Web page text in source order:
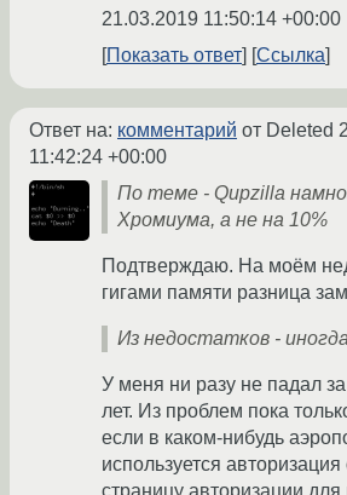
21.03.2019 11:50:14 +00:00
Показать ответ
Ссылка
Ответ на: комментарий от Deleted
11:42:24 +00:00
По теме - Qupzilla
Хромиума, а не на 10%
Подтверждаю. На моём
гигами памяти разница
Из недостатков -
У меня ни разу не падал
лет. Из проблем пока
если в каком-нибудь
используется